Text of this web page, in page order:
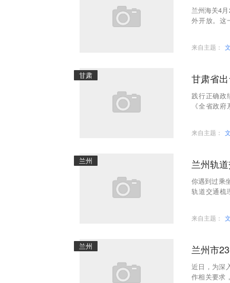
兰州海关4
外开放。这
来自主题：
甘肃 甘肃省
践行正确
《全省政
来自主题：
兰州 兰州轨
你遇到过乘
轨道交通梳
来自主题：
兰州 兰州市
近日，为深
作相关要求